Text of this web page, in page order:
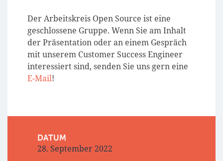
Der Arbeitskreis Open Source ist eine
geschlossene Gruppe. Wenn Sie am Inhalt
der Präsentation oder an einem Gespräch
mit unserem Customer Success Engineer
interessiert sind, senden Sie uns gern eine
E-Mail!
DATUM
28. September 2022